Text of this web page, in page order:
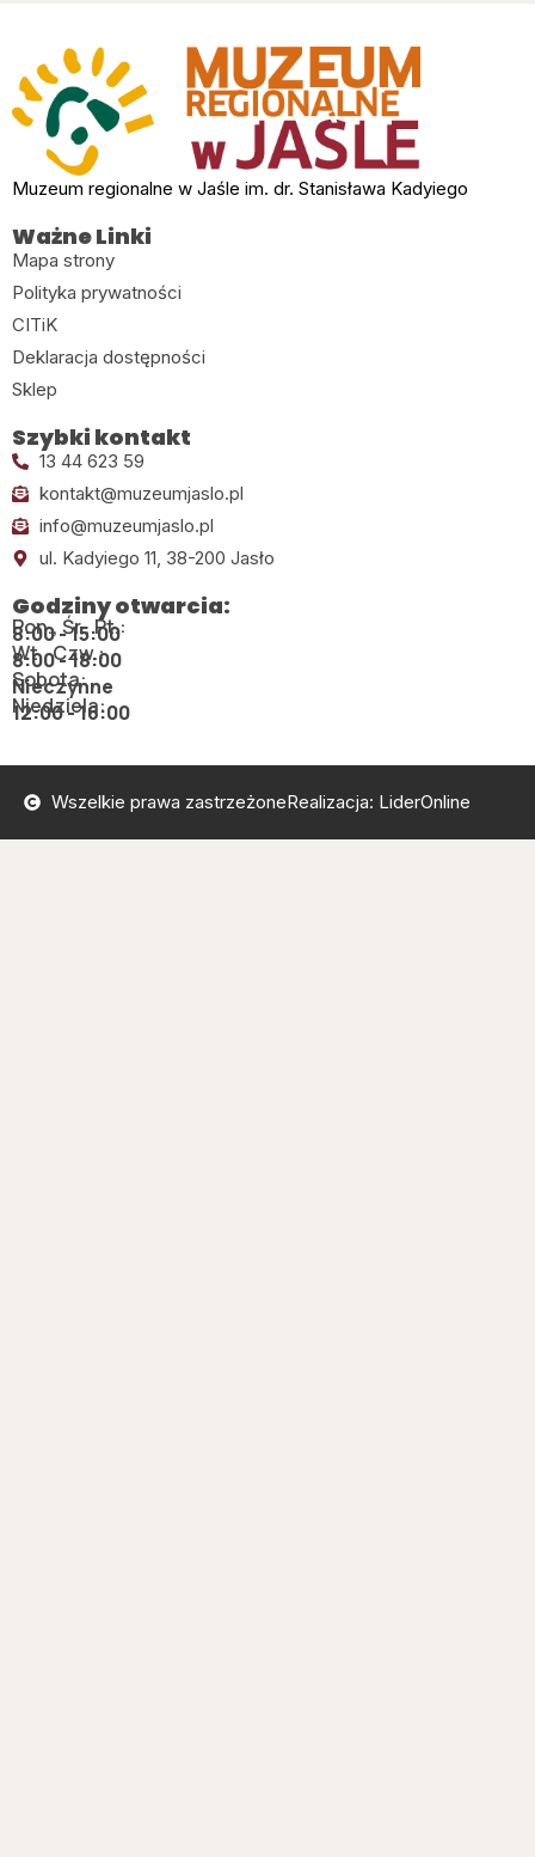
Muzeum regionalne w Jaśle im. dr. Stanisława Kadyiego
Ważne Linki
Mapa strony
Polityka prywatności
CITiK
Deklaracja dostępności
Sklep
Szybki kontakt
13 44 623 59
kontakt@muzeumjaslo.pl
info@muzeumjaslo.pl
ul. Kadyiego 11, 38-200 Jasło
Godziny otwarcia:
Pon., Śr., Pt.:
8:00 - 15:00
Wt., Czw.:
8:00 - 18:00
Sobota:
Nieczynne
Niedziela:
12:00 - 16:00
Wszelkie prawa zastrzeżoneRealizacja: LiderOnline